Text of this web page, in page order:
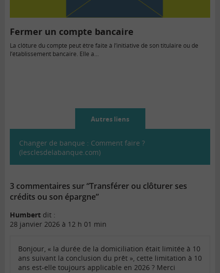
Fermer un compte bancaire
La clôture du compte peut être faite à l’initiative de son titulaire ou de
l’établissement bancaire. Elle a…
Autres liens
Changer de banque : Comment faire ?
(lesclesdelabanque.com)
3 commentaires sur “Transférer ou clôturer ses
crédits ou son épargne”
Humbert dit :
28 janvier 2026 à 12 h 01 min
Bonjour, « la durée de la domiciliation était limitée à 10
ans suivant la conclusion du prêt », cette limitation à 10
ans est-elle toujours applicable en 2026 ? Merci